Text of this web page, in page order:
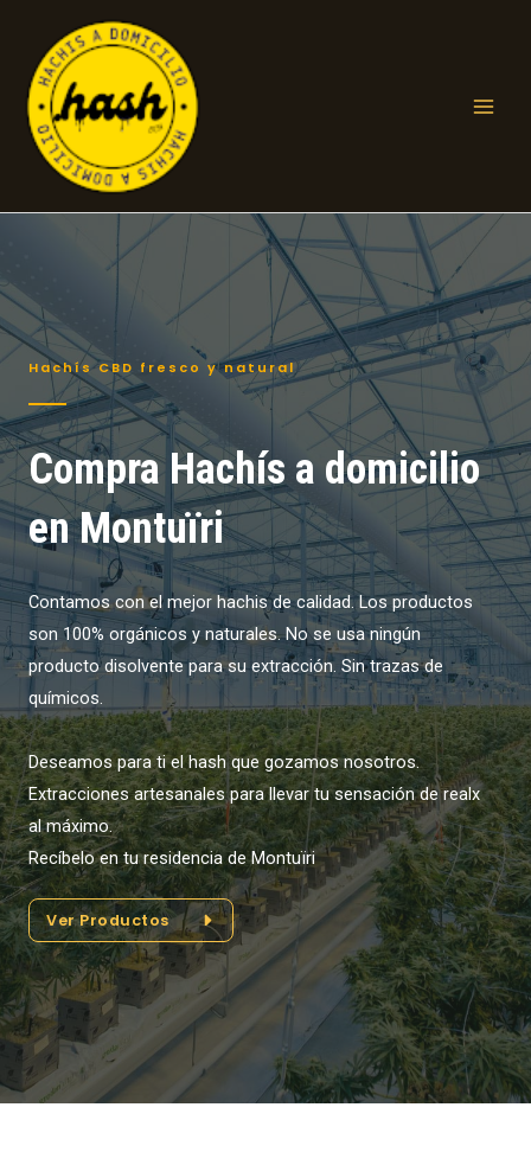
contenido
Hachís CBD fresco y natural
Compra Hachís a domicilio
en Montuïri
Contamos con el mejor hachis de calidad. Los productos
son 100% orgánicos y naturales. No se usa ningún
producto disolvente para su extracción. Sin trazas de
químicos.
Deseamos para ti el hash que gozamos nosotros.
Extracciones artesanales para llevar tu sensación de realx
al máximo.
Recíbelo en tu residencia de Montuïri
Ver Productos